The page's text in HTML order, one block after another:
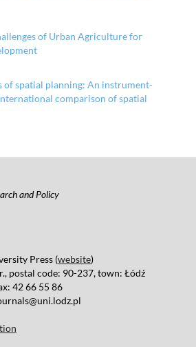
of Urban Agriculture for
of spatial planning: An instrument-
comparison of spatial
and Policy
Press (website)
postal code: 90-237, town: Łódź
42 66 55 86